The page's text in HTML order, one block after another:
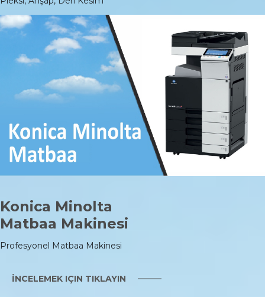
Konica Minolta
Matbaa Makinesi
Profesyonel Matbaa Makinesi
İNCELEMEK IÇIN TIKLAYIN